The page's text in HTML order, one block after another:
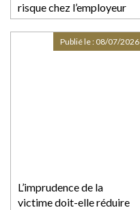
risque chez l’employeur
poursuivi
L’imprudence de la
victime doit-elle réduire
Publié le : 08/07/2026